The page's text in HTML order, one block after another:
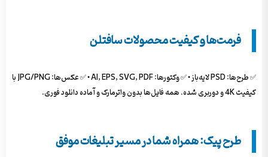
فرمت‌ها و کیفیت محصولات سافتلن
✅ طرح‌ها: PSD لایه‌باز • ✅ وکتورها: AI, EPS, SVG, PDF • ✅ عکس‌ها: JPG/PNG با
کیفیت 4K و دوربری شده. همه فایل‌ها بدون واترمارک و آماده دانلود فوری.
طرح پیک: همراه شما در مسیر تبلیغات موفق